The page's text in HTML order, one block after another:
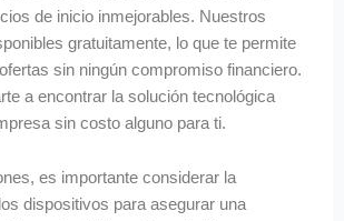
de inicio inmejorables. Nuestros
gratuitamente, lo que te permite
sin ningún compromiso financiero.
a encontrar la solución tecnológica
sin costo alguno para ti.
es importante considerar la
dispositivos para asegurar una